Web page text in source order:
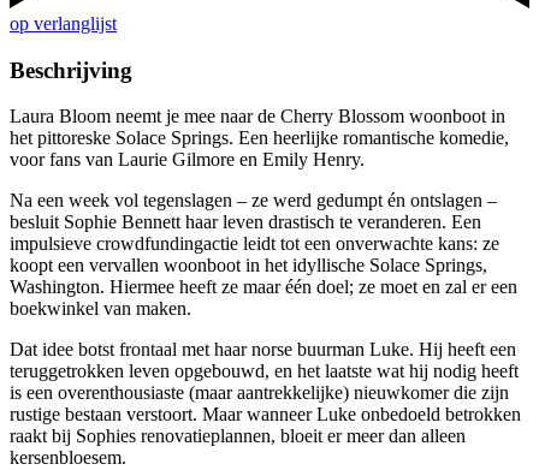
op verlanglijst
Beschrijving
Laura Bloom neemt je mee naar de Cherry Blossom woonboot in
het pittoreske Solace Springs. Een heerlijke romantische komedie,
voor fans van Laurie Gilmore en Emily Henry.
Na een week vol tegenslagen – ze werd gedumpt én ontslagen –
besluit Sophie Bennett haar leven drastisch te veranderen. Een
impulsieve crowdfundingactie leidt tot een onverwachte kans: ze
koopt een vervallen woonboot in het idyllische Solace Springs,
Washington. Hiermee heeft ze maar één doel; ze moet en zal er een
boekwinkel van maken.
Dat idee botst frontaal met haar norse buurman Luke. Hij heeft een
teruggetrokken leven opgebouwd, en het laatste wat hij nodig heeft
is een overenthousiaste (maar aantrekkelijke) nieuwkomer die zijn
rustige bestaan verstoort. Maar wanneer Luke onbedoeld betrokken
raakt bij Sophies renovatieplannen, bloeit er meer dan alleen
kersenbloesem.